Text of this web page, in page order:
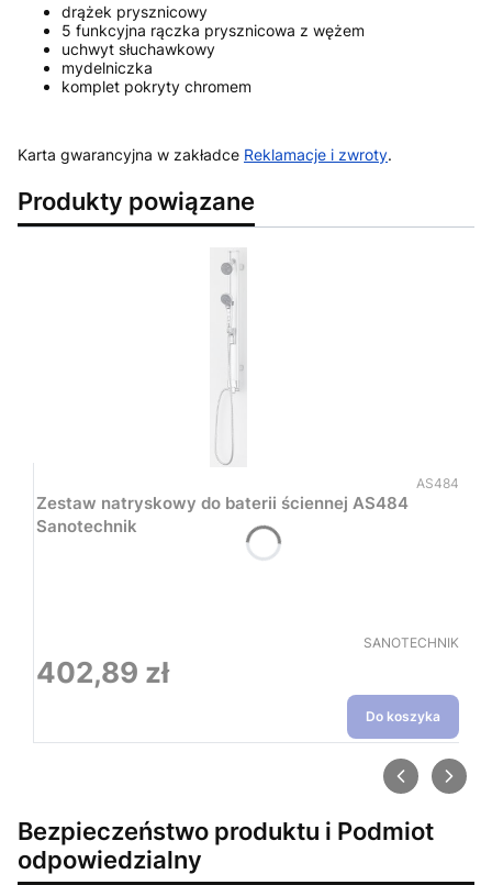
drążek prysznicowy
5 funkcyjna rączka prysznicowa z wężem
uchwyt słuchawkowy
mydelniczka
komplet pokryty chromem
Karta gwarancyjna w zakładce Reklamacje i zwroty.
Produkty powiązane
Kod
AS484
Zestaw natryskowy do baterii ściennej AS484
Sanotechnik
PRODUCENT
SANOTECHNIK
Cena
402,89 zł
Do koszyka
Bezpieczeństwo produktu i Podmiot
odpowiedzialny